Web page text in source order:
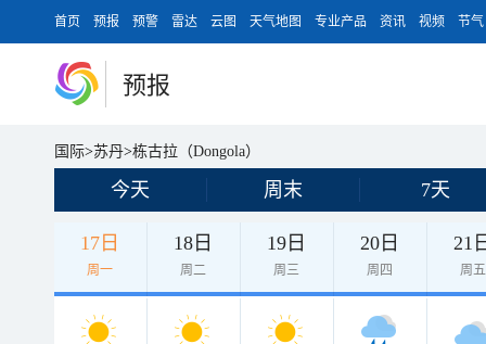
首页 预报 预警 雷达 云图 天气地图 专业产品 资讯 视频 节气
预报
国际>苏丹>栋古拉（Dongola）
今天 周末 7天
17日
周一
18日
周二
19日
周三
20日
周四
21
周五